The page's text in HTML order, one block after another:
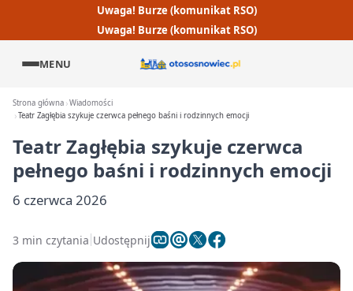
Uwaga! Burze (komunikat RSO)
Uwaga! Burze (komunikat RSO)
MENU
Strona główna Wiadomości
Teatr Zagłębia szykuje czerwca pełnego baśni i rodzinnych emocji
Teatr Zagłębia szykuje czerwca
pełnego baśni i rodzinnych emocji
6 czerwca 2026
3 min czytania Udostępnij